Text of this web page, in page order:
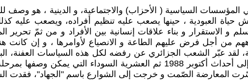
المؤسسات السياسية ( الأحزاب) والاجتماعية، و الدينية ، هو
حياة العبودية ، حينها يصعب عليه تنظيم أفراده، ويصعب عليه
و الاستقرار و بناء علاقات إنسانية بين الأفراد و من ثمّ
من أجل فرض عليهم الطاعة و الانصياع لأوامرها ، و إن كانت
لقد عبّر الشعب الجزائري عن رفضه لكل هذه السياسات العفنة،
الاستقلال ، بدءًا من الربيع الأمازيغي 1980 ، إلى أحداث أكتوبر
كسّرت المعارضة الصّمت و خرجت إلى الشوارع باسم "الجهاد"، فقدت